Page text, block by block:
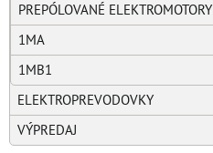
PREPÓLOVANÉ ELEKTROMOTORY
1MA
1MB1
ELEKTROPREVODOVKY
VÝPREDAJ